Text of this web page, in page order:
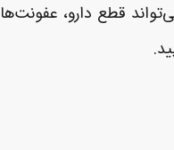
شود. علت آن می‌تواند قطع دارو،